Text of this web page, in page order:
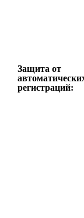
Защита от
регистраций: